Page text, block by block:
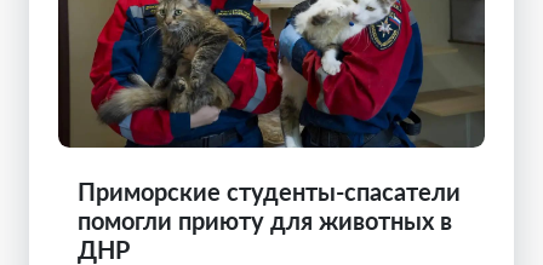
Приморские студенты-спасатели
помогли приюту для животных в
ДНР